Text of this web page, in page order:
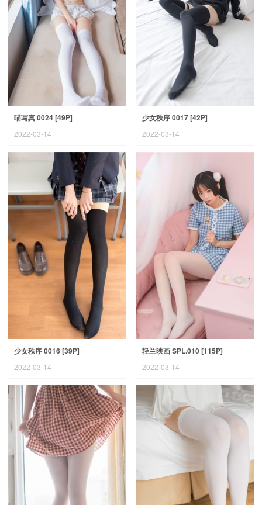
喵写真 0024 [49P]
2022-03-14
少女秩序 0017 [42P]
2022-03-14
少女秩序 0016 [39P]
2022-03-14
轻兰映画 SPL.010 [115P]
2022-03-14